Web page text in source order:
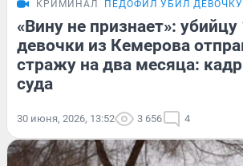
КРИМИНАЛ ПЕДОФИЛ УБИЛ
«Вину не признает»:
девочки из Кемерова
стражу на два месяца:
суда
30 июня, 2026, 13:52 3 656 4